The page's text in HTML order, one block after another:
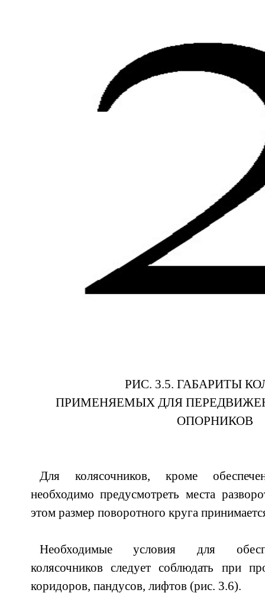
РИС. 3.5. ГАБАРИТЫ
ПРИМЕНЯЕМЫХ ДЛЯ
ОПОРНИКОВ
Для колясочников, кроме
необходимо предусмотреть места
этом размер поворотного круга
Необходимые условия для
колясочников следует соблюдать при
коридоров, пандусов, лифтов (рис. 3.6).